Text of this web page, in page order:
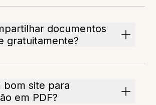
documentos
gratuitamente?
bom site para
em PDF?